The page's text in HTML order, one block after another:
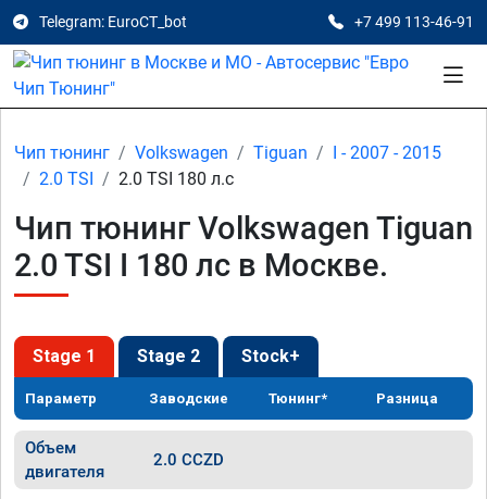
Telegram: EuroCT_bot +7 499 113-46-91
Чип тюнинг Volkswagen Tiguan
I - 2007 - 2015
2.0 TSI
2.0 TSI 180 л.с
Чип тюнинг Volkswagen Tiguan
2.0 TSI I 180 лс в Москве.
Stage 1 Stage 2 Stock+
Параметр Заводские Тюнинг* Разница
Объем
двигателя
2.0 CCZD